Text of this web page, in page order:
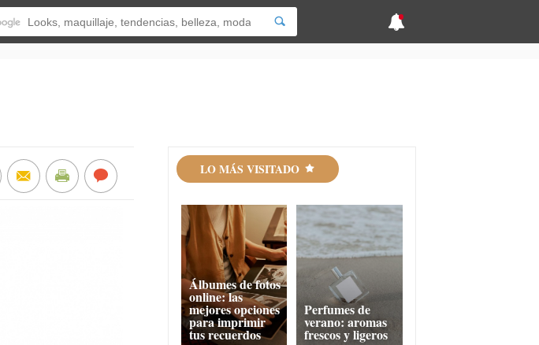
LO MÁS VISITADO
Álbumes de fotos
online: las
mejores opciones
para imprimir
tus recuerdos
Perfumes de
verano: aromas
frescos y ligeros